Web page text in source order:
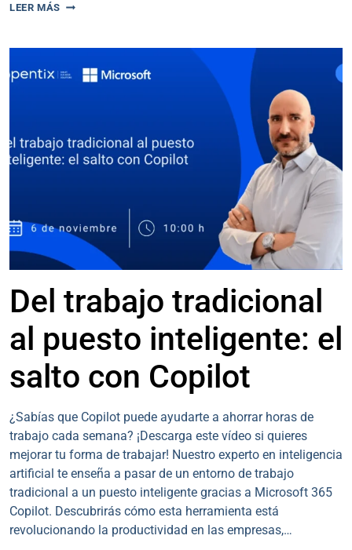
LEER MÁS RUTA
MIGRAR
ÉXITO
Del trabajo tradicional
al puesto inteligente: el
salto con Copilot
¿Sabías que Copilot puede ayudarte a ahorrar horas de
trabajo cada semana? ¡Descarga este vídeo si quieres
mejorar tu forma de trabajar! Nuestro experto en inteligencia
artificial te enseña a pasar de un entorno de trabajo
tradicional a un puesto inteligente gracias a Microsoft 365
Copilot. Descubrirás cómo esta herramienta está
revolucionando la productividad en las empresas,…